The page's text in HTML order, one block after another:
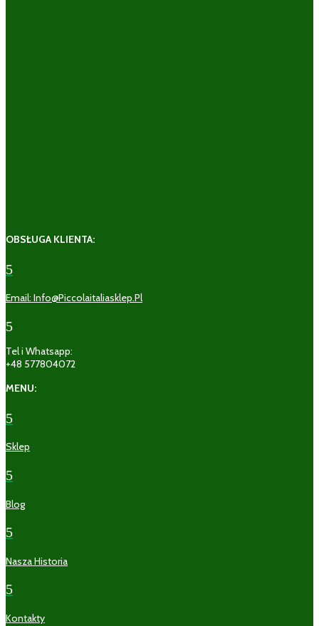
OBSŁUGA KLIENTA:
5
Email: Info@piccolaitaliasklep.pl
5
Tel i Whatsapp:
+48 577804072
MENU:
5
Sklep
5
Blog
5
Nasza Historia
5
Kontakty